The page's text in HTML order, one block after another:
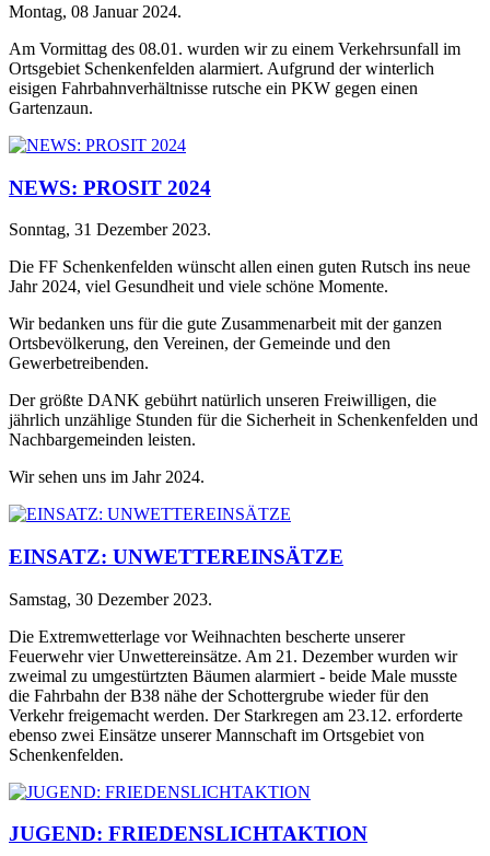
Montag, 08 Januar 2024.
Am Vormittag des 08.01. wurden wir zu einem Verkehrsunfall im
Ortsgebiet Schenkenfelden alarmiert. Aufgrund der winterlich
eisigen Fahrbahnverhältnisse rutsche ein PKW gegen einen
Gartenzaun.
NEWS: PROSIT 2024
Sonntag, 31 Dezember 2023.
Die FF Schenkenfelden wünscht allen einen guten Rutsch ins neue
Jahr 2024, viel Gesundheit und viele schöne Momente.
Wir bedanken uns für die gute Zusammenarbeit mit der ganzen
Ortsbevölkerung, den Vereinen, der Gemeinde und den
Gewerbetreibenden.
Der größte DANK gebührt natürlich unseren Freiwilligen, die
jährlich unzählige Stunden für die Sicherheit in Schenkenfelden und
Nachbargemeinden leisten.
Wir sehen uns im Jahr 2024.
EINSATZ: UNWETTEREINSÄTZE
Samstag, 30 Dezember 2023.
Die Extremwetterlage vor Weihnachten bescherte unserer
Feuerwehr vier Unwettereinsätze. Am 21. Dezember wurden wir
zweimal zu umgestürtzten Bäumen alarmiert - beide Male musste
die Fahrbahn der B38 nähe der Schottergrube wieder für den
Verkehr freigemacht werden. Der Starkregen am 23.12. erforderte
ebenso zwei Einsätze unserer Mannschaft im Ortsgebiet von
Schenkenfelden.
JUGEND: FRIEDENSLICHTAKTION